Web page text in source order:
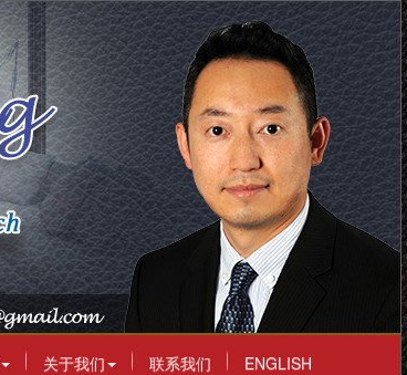
关于我们 联系我们 ENGLISH